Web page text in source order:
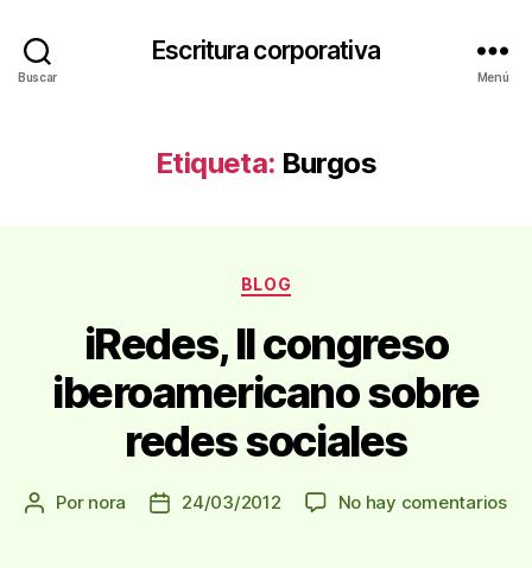
Buscar
Escritura corporativa
Menú
Etiqueta: Burgos
Categorías
BLOG
iRedes, II congreso
iberoamericano sobre
redes sociales
Autor
Por nora
Fecha24/03/2012 No hay comentariosen